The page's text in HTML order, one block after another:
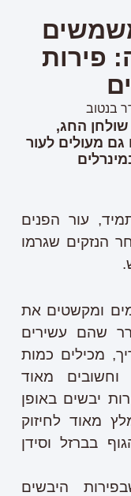
פירות
בנטוב
החג,
מעולים לעור
עור הפנים
הנזקים שגרמו
ומקשטים את
שהם עשירים
מכילים כמות
מאוד
יבשים באופן
מאוד לחיזוק
בברזל וסידן
היבשים